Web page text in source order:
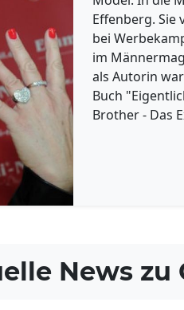
Effenberg. Sie
bei
im
als Autorin
Buch
Brother - Das
News zu